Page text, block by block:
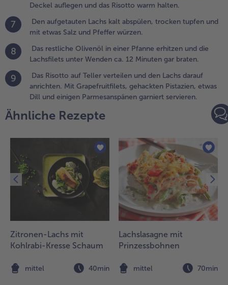
der
al dente
noch
eine
und
Butter
und
Deckel
und
kalt
Deckel auflegen und das Risotto warm halten.
7
Den aufgetauten Lachs kalt abspülen, trocken tupfen und
mit etwas Salz und Pfeffer würzen.
8
Das restliche Olivenöl in einer Pfanne erhitzen und die
Lachsfilets unter Wenden ca. 12 Minuten gar braten.
9
Das Risotto auf Teller verteilen und den Lachs darauf
anrichten. Mit Grapefruitfilets, gehackten Pistazien, etwas
Dill und einigen Parmesanspänen garniert servieren.
Ähnliche Rezepte
Zitronen-Lachs mit
Kohlrabi-Kresse Schaum
mittel 40min
Lachslasagne mit
Prinzessbohnen
mittel 70min